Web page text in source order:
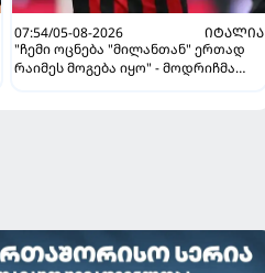
07:54/05-08-2026
ᲘᲢᲐᲚᲘᲐ
"ჩემი ოცნება "მილანთან" ერთად
რაიმეს მოგება იყო" - მოდრიჩმა